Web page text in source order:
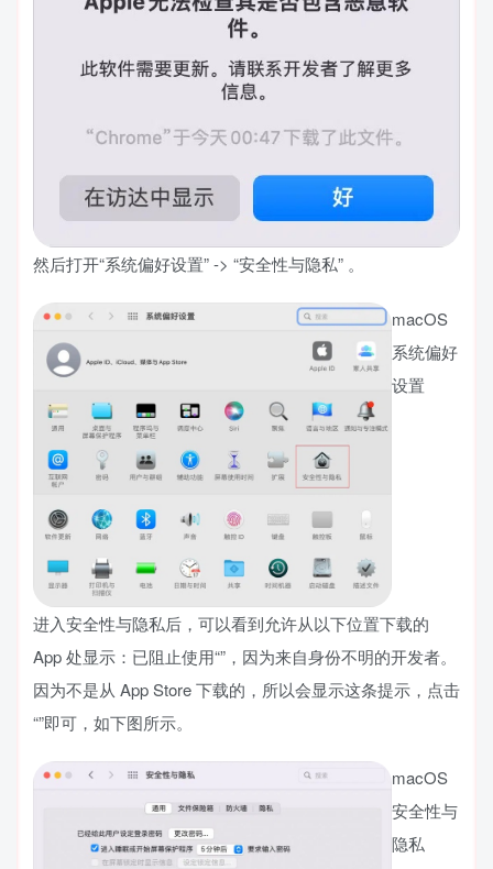
然后打开“系统偏好设置” -> “安全性与隐私” 。
macOS
系统偏好
设置
进入安全性与隐私后，可以看到允许从以下位置下载的
App 处显示：已阻止使用“”，因为来自身份不明的开发者。
因为不是从 App Store 下载的，所以会显示这条提示，点击
“”即可，如下图所示。
macOS
安全性与
隐私